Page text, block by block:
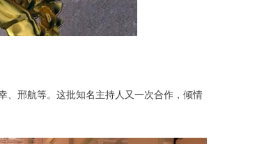
、邢航等。这批知名主持人又一次合作，倾情